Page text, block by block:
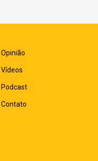
Opinião
Vídeos
Podcast
Contato